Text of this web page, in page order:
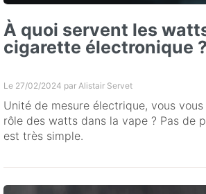
À quoi servent les
cigarette électronique ?
Le 27/02/2024 par Alistair Servet
Unité de mesure électrique, vous
rôle des watts dans la vape ? Pas de
est très simple.